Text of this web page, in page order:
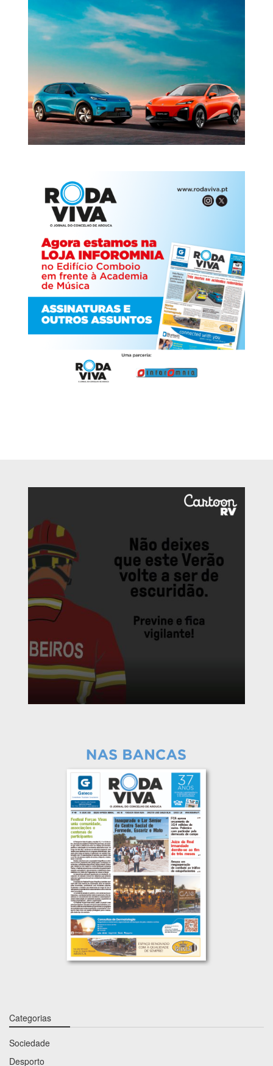
Categorias
Sociedade
Desporto